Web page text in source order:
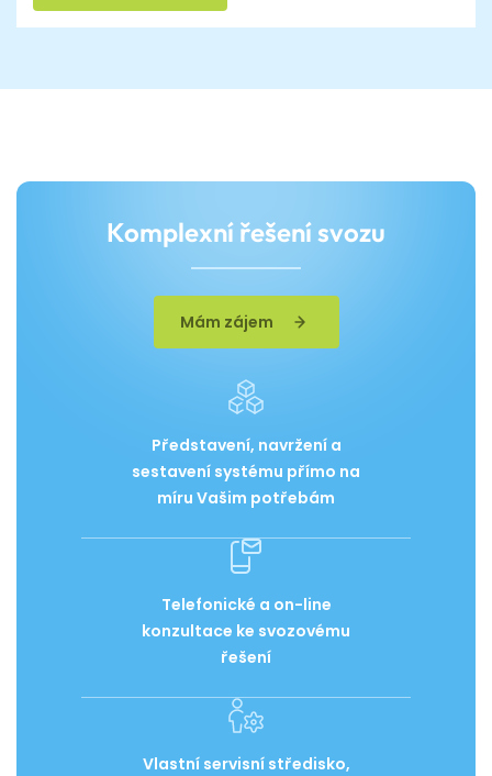
Komplexní řešení svozu
Mám zájem
Představení, navržení a
sestavení systému přímo na
míru Vašim potřebám
Telefonické a on-line
konzultace ke svozovému
řešení
Vlastní servisní středisko,